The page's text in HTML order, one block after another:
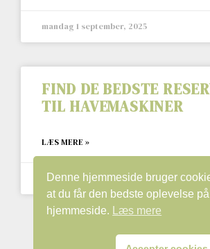
mandag 1 september, 2025
FIND DE BEDSTE
TIL HAVEMASKINER
LÆS MERE »
fredag 15 august, 2025
« Previous 1 2
Denne hjemmeside bruger
at du får den bedste oplevelse
hjemmeside.
Læs mere